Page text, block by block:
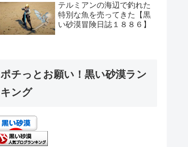
テルミアンの海辺で釣れた
特別な魚を売ってきた【黒
い砂漠冒険日誌１８８６】
ポチっとお願い！黒い砂漠ラン
キング